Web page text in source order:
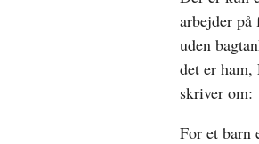
arbejder på
uden
det er ham,
skriver om:
For et barn